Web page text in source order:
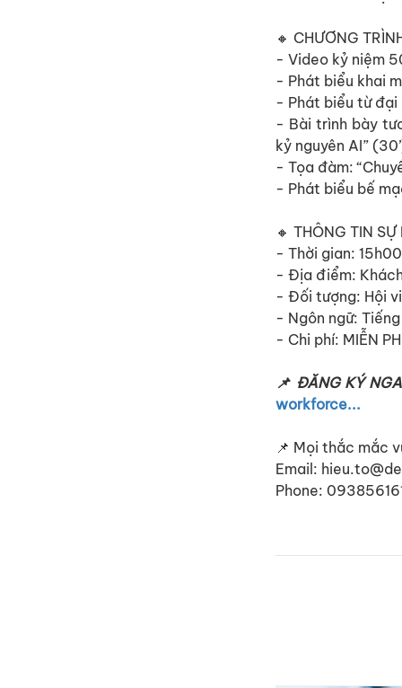
🔸 CHƯƠNG
- Video kỷ niệm
- Phát biểu khai
- Phát biểu từ đại
- Bài trình bày
kỷ nguyên AI”
- Tọa đàm:
- Phát biểu bế
🔸 THÔNG TIN SỰ
- Thời gian:
- Địa điểm: Khách
- Đối tượng: Hội
- Ngôn ngữ:
- Chi phí: MIỄN
📌 ĐĂNG KÝ
workforce...
📌 Mọi thắc mắc
Email:
Phone: